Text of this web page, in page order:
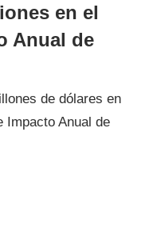
en el
Anual de
de dólares en
Impacto Anual de